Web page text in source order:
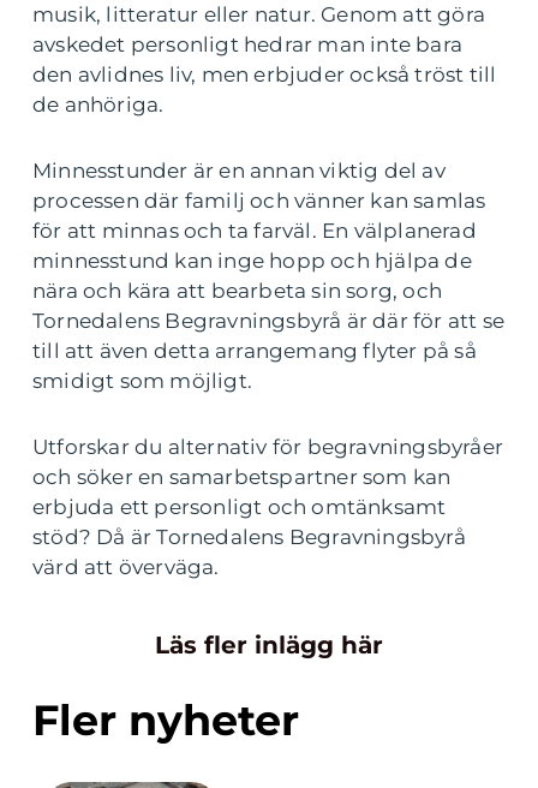
musik, litteratur eller natur. Genom att göra
avskedet personligt hedrar man inte bara
den avlidnes liv, men erbjuder också tröst till
de anhöriga.
Minnesstunder är en annan viktig del av
processen där familj och vänner kan samlas
för att minnas och ta farväl. En välplanerad
minnesstund kan inge hopp och hjälpa de
nära och kära att bearbeta sin sorg, och
Tornedalens Begravningsbyrå är där för att se
till att även detta arrangemang flyter på så
smidigt som möjligt.
Utforskar du alternativ för begravningsbyråer
och söker en samarbetspartner som kan
erbjuda ett personligt och omtänksamt
stöd? Då är Tornedalens Begravningsbyrå
värd att överväga.
Läs fler inlägg här
Fler nyheter